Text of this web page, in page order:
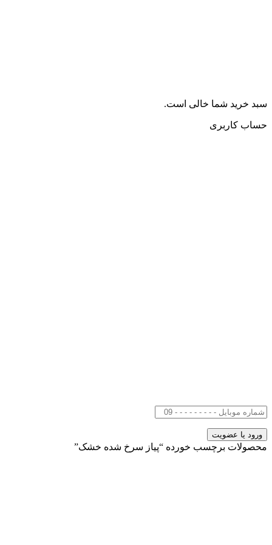
سبد خرید شما خالی است.
حساب کاربری
محصولات برچسب خورده “پیاز سرخ شده خشک”